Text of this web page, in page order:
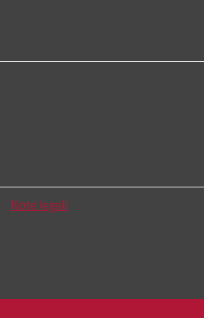
Note legali